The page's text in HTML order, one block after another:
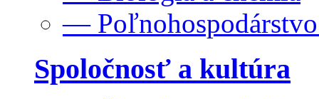
—
Spoločnosť a kultúra